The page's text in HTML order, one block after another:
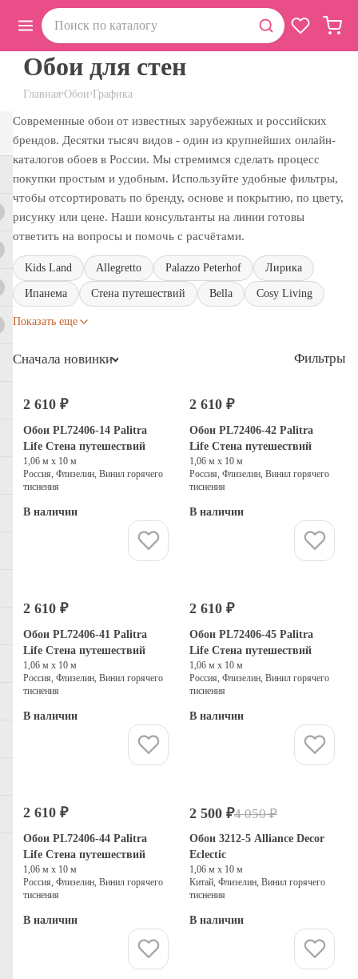
Главная›Обои›Графика
Обои для стен
Современные обои от известных зарубежных и российских
брендов. Десятки тысяч видов - один из крупнейших онлайн-
каталогов обоев в России. Мы стремимся сделать процесс
покупки простым и удобным. Используйте удобные фильтры,
чтобы отсортировать по бренду, основе и покрытию, по цвету,
рисунку или цене. Наши консультанты на линии готовы
ответить на вопросы и помочь с расчётами.
Kids Land Allegretto Palazzo Peterhof Лирика
Ипанема Стена путешествий Bella Cosy Living
Показать еще
Сначала новинки Фильтры
2 610 ₽
Обои PL72406-14 Palitra
Life Стена путешествий
1,06 м х 10 м
Россия, Флизелин, Винил горячего
тиснения
В наличии
2 610 ₽
Обои PL72406-42 Palitra
Life Стена путешествий
1,06 м х 10 м
Россия, Флизелин, Винил горячего
тиснения
В наличии
2 610 ₽
Обои PL72406-41 Palitra
Life Стена путешествий
1,06 м х 10 м
Россия, Флизелин, Винил горячего
тиснения
В наличии
2 610 ₽
Обои PL72406-45 Palitra
Life Стена путешествий
1,06 м х 10 м
Россия, Флизелин, Винил горячего
тиснения
В наличии
2 610 ₽
Обои PL72406-44 Palitra
Life Стена путешествий
1,06 м х 10 м
Россия, Флизелин, Винил горячего
тиснения
В наличии
Распродажа
2 500 ₽4 050 ₽
Обои 3212-5 Alliance Decor
Eclectic
1,06 м х 10 м
Китай, Флизелин, Винил горячего
тиснения
В наличии